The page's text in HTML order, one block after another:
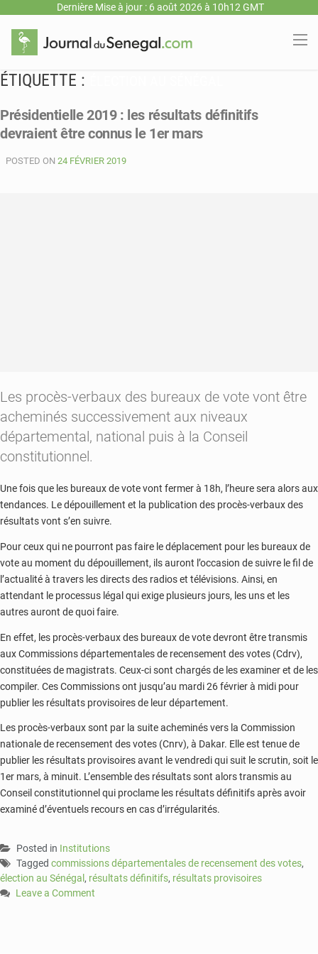
Dernière Mise à jour : 6 août 2026 à 10h12 GMT
ÉTIQUETTE :
Présidentielle 2019 : les résultats définitifs
devraient être connus le 1er mars
POSTED ON 24 FÉVRIER 2019
Les procès-verbaux des bureaux de vote vont être
acheminés successivement aux niveaux
départemental, national puis à la Conseil
constitutionnel.
Une fois que les bureaux de vote vont fermer à 18h, l’heure sera alors aux
tendances. Le dépouillement et la publication des procès-verbaux des
résultats vont s’en suivre.
Pour ceux qui ne pourront pas faire le déplacement pour les bureaux de
vote au moment du dépouillement, ils auront l’occasion de suivre le fil de
l’actualité à travers les directs des radios et télévisions. Ainsi, en
attendant le processus légal qui exige plusieurs jours, les uns et les
autres auront de quoi faire.
En effet, les procès-verbaux des bureaux de vote devront être transmis
aux Commissions départementales de recensement des votes (Cdrv),
constituées de magistrats. Ceux-ci sont chargés de les examiner et de les
compiler. Ces Commissions ont jusqu’au mardi 26 février à midi pour
publier les résultats provisoires de leur département.
Les procès-verbaux sont par la suite acheminés vers la Commission
nationale de recensement des votes (Cnrv), à Dakar. Elle est tenue de
publier les résultats provisoires avant le vendredi qui suit le scrutin, soit le
1er mars, à minuit. L’ensemble des résultats sont alors transmis au
Conseil constitutionnel qui proclame les résultats définitifs après avoir
examiné d’éventuels recours en cas d’irrégularités.
Posted in Institutions
Tagged commissions départementales de recensement des votes,
élection au Sénégal , résultats définitifs, résultats provisoires
Leave a Comment